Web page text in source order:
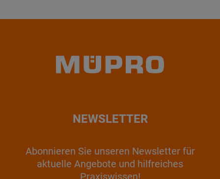
NEWSLETTER
Abonnieren Sie unseren Newsletter für
aktuelle Angebote und hilfreiches